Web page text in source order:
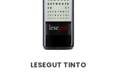
LESEGUT TINTO